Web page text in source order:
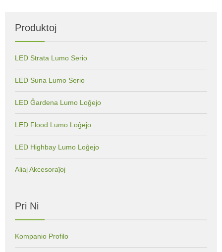
Produktoj
LED Strata Lumo Serio
LED Suna Lumo Serio
LED Ĝardena Lumo Loĝejo
LED Flood Lumo Loĝejo
LED Highbay Lumo Loĝejo
Aliaj Akcesoraĵoj
Pri Ni
Kompanio Profilo